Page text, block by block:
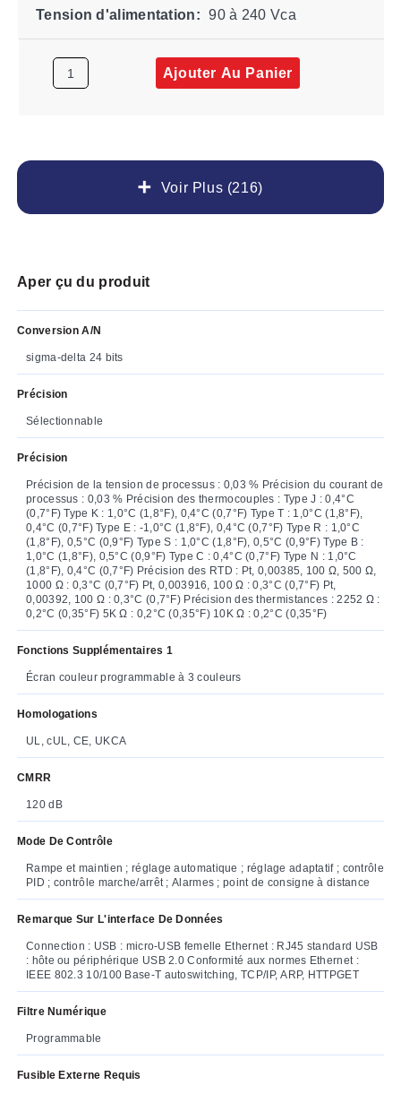
Voir Plus (216)
Tension d'alimentation: 90 à 240 Vca
Ajouter Au Panier
Aper çu du produit
Conversion A/N
sigma-delta 24 bits
Précision
Sélectionnable
Précision
Précision de la tension de processus : 0,03 % Précision du courant de
processus : 0,03 % Précision des thermocouples : Type J : 0,4°C
(0,7°F) Type K : 1,0°C (1,8°F), 0,4°C (0,7°F) Type T : 1,0°C (1,8°F),
0,4°C (0,7°F) Type E : -1,0°C (1,8°F), 0,4°C (0,7°F) Type R : 1,0°C
(1,8°F), 0,5°C (0,9°F) Type S : 1,0°C (1,8°F), 0,5°C (0,9°F) Type B :
1,0°C (1,8°F), 0,5°C (0,9°F) Type C : 0,4°C (0,7°F) Type N : 1,0°C
(1,8°F), 0,4°C (0,7°F) Précision des RTD : Pt, 0,00385, 100 Ω, 500 Ω,
1000 Ω : 0,3°C (0,7°F) Pt, 0,003916, 100 Ω : 0,3°C (0,7°F) Pt,
0,00392, 100 Ω : 0,3°C (0,7°F) Précision des thermistances : 2252 Ω :
0,2°C (0,35°F) 5K Ω : 0,2°C (0,35°F) 10K Ω : 0,2°C (0,35°F)
Fonctions Supplémentaires 1
Écran couleur programmable à 3 couleurs
Homologations
UL, cUL, CE, UKCA
CMRR
120 dB
Mode De Contrôle
Rampe et maintien ; réglage automatique ; réglage adaptatif ; contrôle
PID ; contrôle marche/arrêt ; Alarmes ; point de consigne à distance
Remarque Sur L'interface De Données
Connection : USB : micro-USB femelle Ethernet : RJ45 standard USB
: hôte ou périphérique USB 2.0 Conformité aux normes Ethernet :
IEEE 802.3 10/100 Base-T autoswitching, TCP/IP, ARP, HTTPGET
Filtre Numérique
Programmable
Fusible Externe Requis